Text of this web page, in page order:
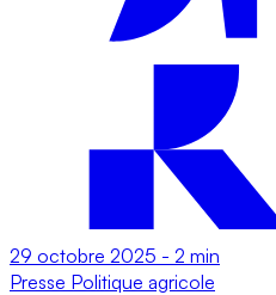
29 octobre 2025 - 2 min
Presse Politique agricole